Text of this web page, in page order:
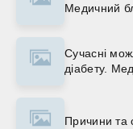
Медичний
Сучасні
діабету.
Причини та